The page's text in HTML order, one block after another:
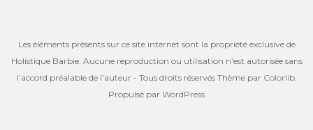
Les éléments présents sur ce site internet sont la propriété exclusive de
Holistique Barbie. Aucune reproduction ou utilisation n’est autorisée sans
l’accord préalable de l’auteur - Tous droits réservés Thème par Colorlib.
Propulsé par WordPress